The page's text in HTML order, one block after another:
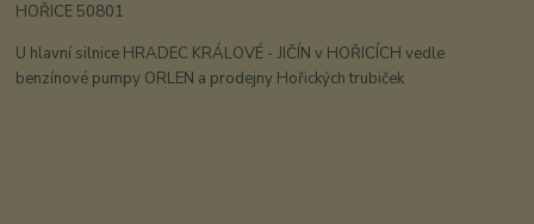
HOŘICE 50801
U hlavní silnice HRADEC KRÁLOVÉ - JIČÍN v HOŘICÍCH vedle
benzínové pumpy ORLEN a prodejny Hořických trubiček